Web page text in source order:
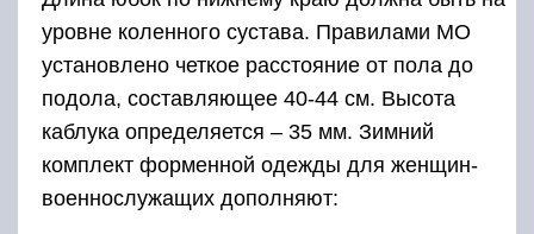
уровне коленного сустава. Правилами МО
установлено четкое расстояние от пола до
подола, составляющее 40-44 см. Высота
каблука определяется – 35 мм. Зимний
комплект форменной одежды для женщин-
военнослужащих дополняют: